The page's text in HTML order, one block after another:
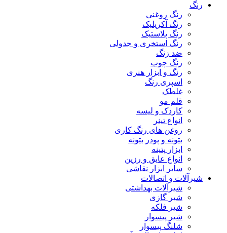
رنگ
رنگ روغنی
رنگ آکریلیک
رنگ پلاستیک
رنگ استخری و جدولی
ضد زنگ
رنگ چوب
رنگ و ابزار هنری
اسپری رنگ
غلطک
قلم مو
کاردک و لیسه
انواع تینر
روغن های رنگ کاری
بتونه و پودر بتونه
ابزار پتینه
انواع عایق و رزین
سایر ابزار نقاشی
شیرآلات و اتصالات
شیرآلات بهداشتی
شیر گازی
شیر فلکه
شیر پیسوار
شلنگ پیسوار